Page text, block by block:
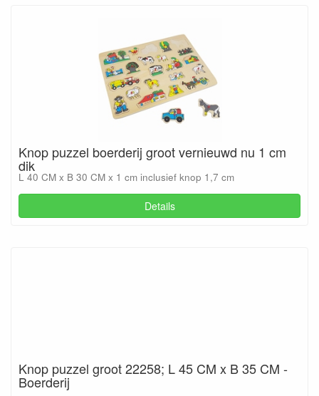
Knop puzzel boerderij groot vernieuwd nu 1 cm
dik
L 40 CM x B 30 CM x 1 cm inclusief knop 1,7 cm
Details
Knop puzzel groot 22258; L 45 CM x B 35 CM -
Boerderij